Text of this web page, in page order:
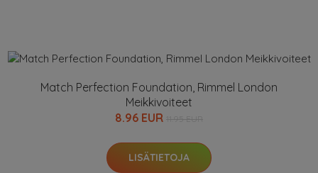
Match Perfection Foundation, Rimmel London
Meikkivoiteet
8.96 EUR
LISÄTIETOJA